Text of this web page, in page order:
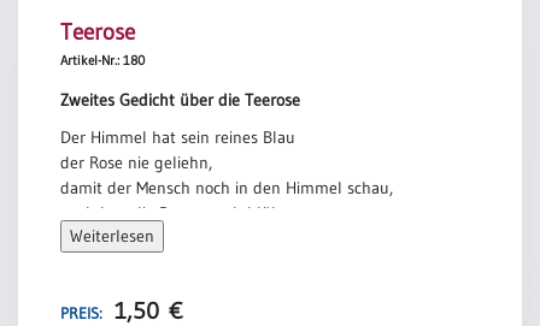
Teerose
Artikel-Nr.: 180
Zweites Gedicht über die Teerose
Der Himmel hat sein reines Blau
der Rose nie geliehn,
damit der Mensch noch in den Himmel schau,
nachdem die Rose er sah blühn.
Reiner Kunze
Weiterlesen
PREIS: 1,50 €